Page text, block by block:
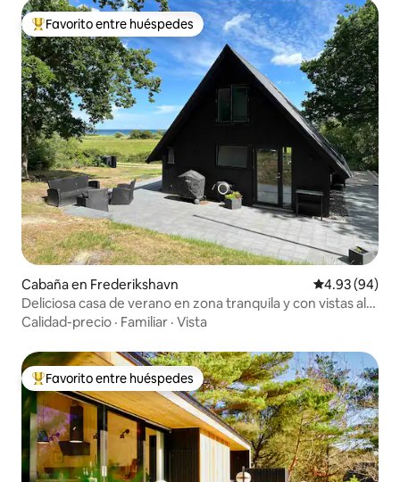
Favorito entre huéspedes preferido
Favorito entre huéspedes
Cabaña en Frederikshavn Calificación
4.93 (94)
Deliciosa casa de verano en zona tranquila y con vistas al
mar
Calidad-precio · Familiar · Vista
Favorito entre huéspedes preferido
Favorito entre huéspedes